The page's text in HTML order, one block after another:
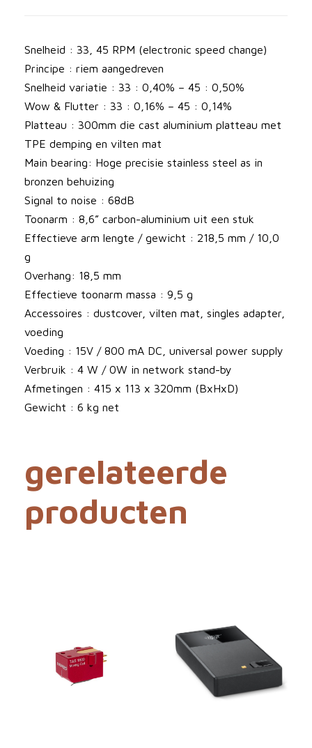
v
o
2
p
l
a
t
e
n
s
p
l
e
r
a
a
n
t
a
Snelheid : 33, 45 RPM (electronic speed change)
Principe : riem aangedreven
Snelheid variatie : 33 : 0,40% – 45 : 0,50%
Wow & Flutter : 33 : 0,16% – 45 : 0,14%
Platteau : 300mm die cast aluminium platteau met
TPE demping en vilten mat
Main bearing: Hoge precisie stainless steel as in
bronzen behuizing
Signal to noise : 68dB
Toonarm : 8,6” carbon-aluminium uit een stuk
Effectieve arm lengte / gewicht : 218,5 mm / 10,0
g
Overhang: 18,5 mm
Effectieve toonarm massa : 9,5 g
Accessoires : dustcover, vilten mat, singles adapter,
voeding
Voeding : 15V / 800 mA DC, universal power supply
Verbruik : 4 W / 0W in network stand-by
Afmetingen : 415 x 113 x 320mm (BxHxD)
Gewicht : 6 kg net
gerelateerde
producten